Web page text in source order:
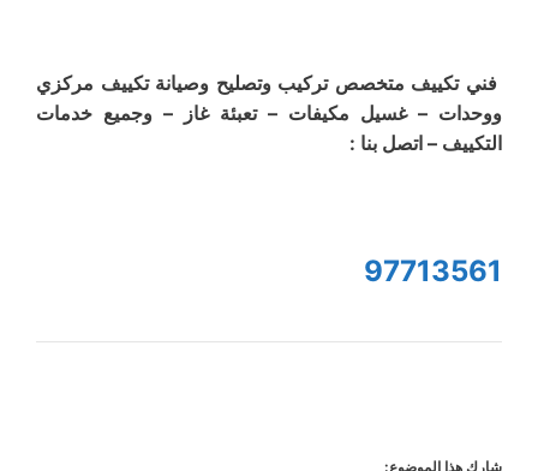
فني تكييف متخصص تركيب وتصليح وصيانة تكييف مركزي
ووحدات – غسيل مكيفات – تعبئة غاز – وجميع خدمات
التكييف – اتصل بنا :
97713561
شارك هذا الموضوع: